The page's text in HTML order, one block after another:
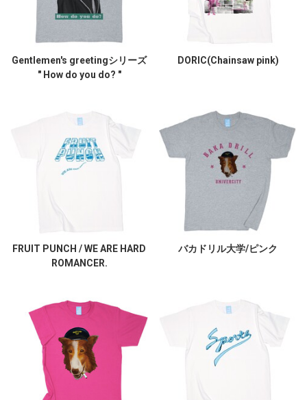
Gentlemen's greetingシリーズ
" How do you do? "
DORIC(Chainsaw pink)
FRUIT PUNCH / WE ARE HARD
ROMANCER.
バカドリル大学/ピンク